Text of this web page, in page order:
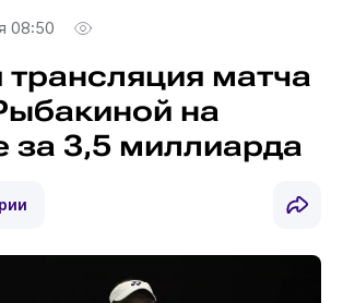
08:50
матча
на
за 3,5 миллиарда